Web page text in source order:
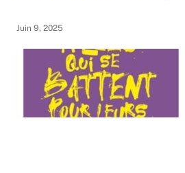
Juin 9, 2025